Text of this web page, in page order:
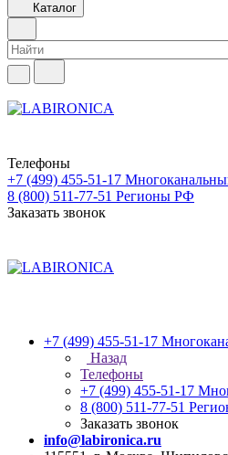
Каталог
Телефоны
+7 (499) 455-51-17
8 (800) 511-77-51 Регионы РФ
Заказать звонок
+7 (499) 455-51-17
Назад
Телефоны
+7 (499) 455-51-17
8 (800) 511-77-51
Заказать звонок
info@labironica.ru